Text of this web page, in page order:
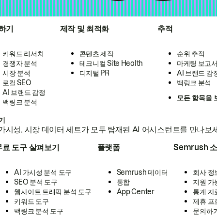
기
키워드 리서치
경쟁자 분석
시장 분석
로컬 SEO
AI 브랜드 감정
백링크 분석
제작 및 최적화
콘텐츠 제작
테크니컬 Site Health
디지털 PR
추적
순위 추적
마케팅 보고
AI 브랜드 감
백링크 분석
모든 항목을
시성, 시장 데이터 세트가 모두 탑재된 AI 어시스턴트를 만나보
료 도구 살펴보기
AI 가시성 분석 도구
SEO 분석 도구
웹사이트 트래픽 분석 도구
키워드 도구
백링크 분석 도구
플랫폼
Semrush 데이터
통합
App Center
Semrush
회사 정
지원 가
통계 자
제휴 프
문의하